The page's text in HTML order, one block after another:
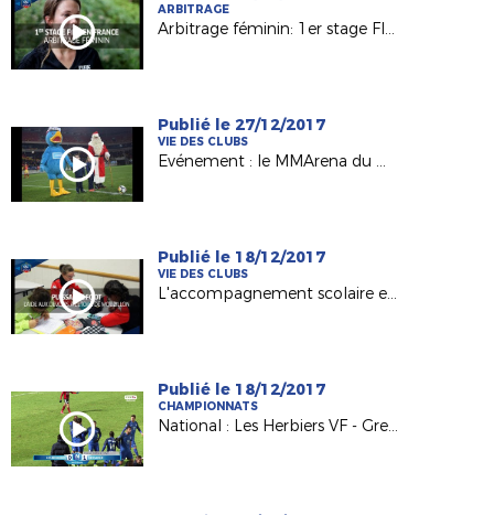
ARBITRAGE
Arbitrage féminin: 1er stage FIFA en France
Publié le 27/12/2017
VIE DES CLUBS
Evénement : le MMArena du Mans FC en mode Noël !
Publié le 18/12/2017
VIE DES CLUBS
L'accompagnement scolaire en lumière avec l'Etoile Mouzillonnaise
Publié le 18/12/2017
CHAMPIONNATS
National : Les Herbiers VF - Grenoble Foot 38 (0-1)